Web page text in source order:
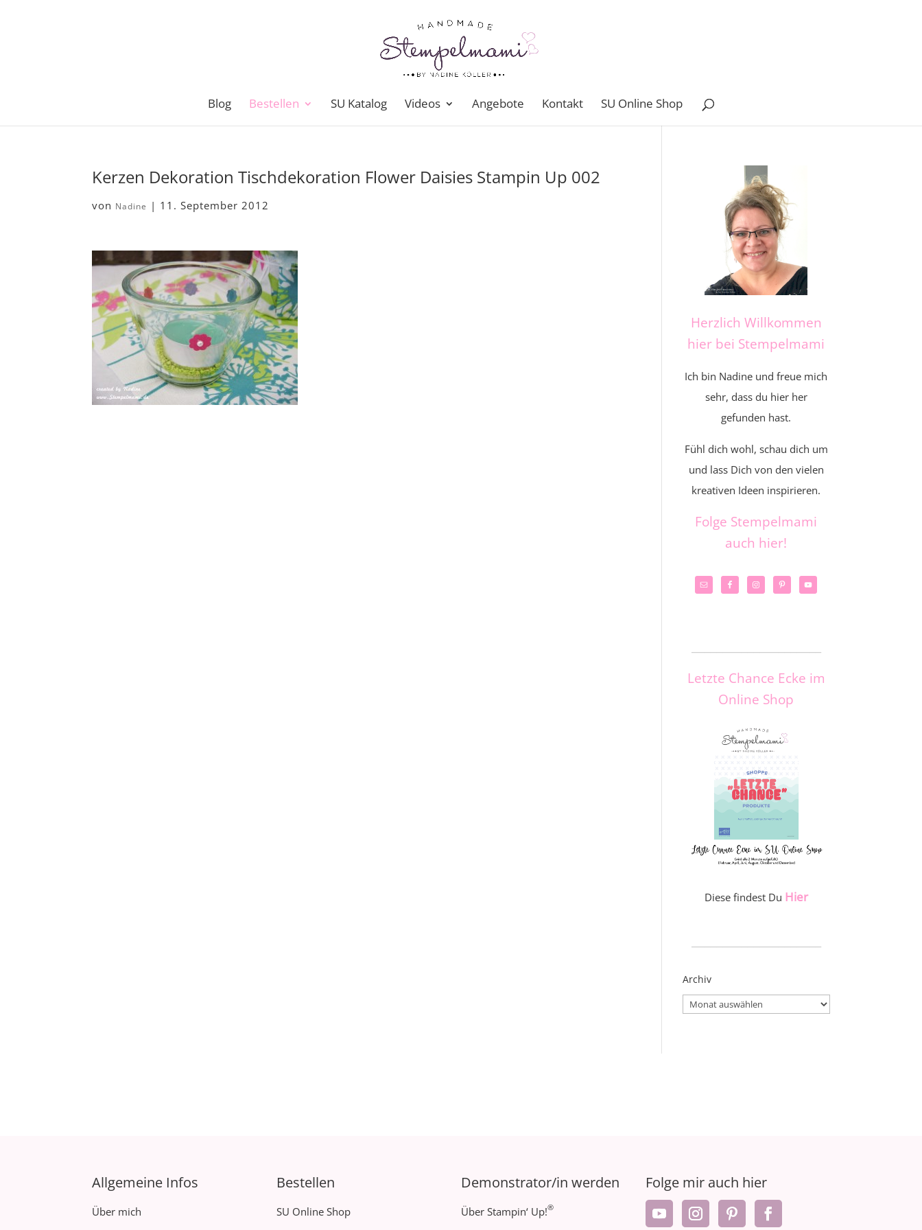
Blog Bestellen SU Katalog Videos Angebote Kontakt SU Online Shop
Kerzen Dekoration Tischdekoration Flower Daisies Stampin Up 002
von Nadine | 11. September 2012
Herzlich Willkommen
hier bei Stempelmami
Ich bin Nadine und freue mich
sehr, dass du hier her
gefunden hast.
Fühl dich wohl, schau dich um
und lass Dich von den vielen
kreativen Ideen inspirieren.
Folge Stempelmami
auch hier!
Letzte Chance Ecke im
Online Shop
Diese findest Du Hier
Archiv
Archiv
Allgemeine Infos
Über mich
Bestellen
SU Online Shop
Demonstrator/in werden
Über Stampin‘ Up!®
Folge mir auch hier